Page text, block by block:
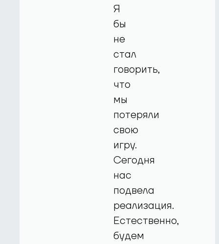
Я
бы
не
стал
говорить,
что
мы
потеряли
свою
игру.
Сегодня
нас
подвела
реализация.
Естественно,
будем